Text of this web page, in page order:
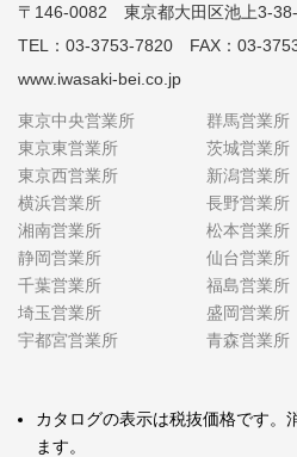
〒146-0082 東京都大田区池上3-
TEL：03-3753-7820 FAX：03-
www.iwasaki-bei.co.jp
東京中央営業所
東京東営業所
東京西営業所
横浜営業所
湘南営業所
静岡営業所
千葉営業所
埼玉営業所
宇都宮営業所
群馬営業所
茨城営業所
新潟営業所
長野営業所
松本営業所
仙台営業所
福島営業所
盛岡営業所
青森営業所
カタログの表示は税抜価格です。
ます。